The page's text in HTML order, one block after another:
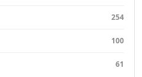
254
100
61